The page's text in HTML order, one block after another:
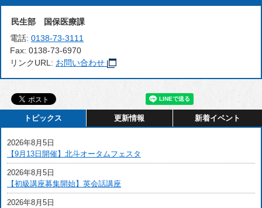
民生部 国保医療課
電話: 0138-73-3111
Fax: 0138-73-6970
リンクURL: お問い合わせ
トピックス 更新情報 新着イベント
2026年8月5日
【9月13日開催】北斗オータムフェスタ
2026年8月5日
【初級講座募集開始】英会話講座
2026年8月5日